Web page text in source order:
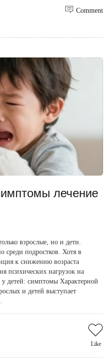
Comment
лечение
взрослые, но и дети.
среди подростков. Хотя в
к снижению возраста
психических нагрузок на
детей: симптомы Характерной
и детей выступает
Like